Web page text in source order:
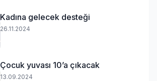
Kadına gelecek desteği
26.11.2024
Çocuk yuvası 10’a çıkacak
13.09.2024